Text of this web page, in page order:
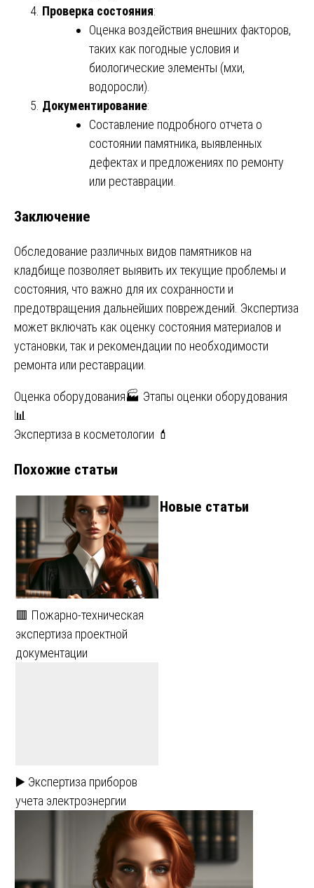
Проверка состояния:
Оценка воздействия внешних факторов,
таких как погодные условия и
биологические элементы (мхи,
водоросли).
Документирование:
Составление подробного отчета о
состоянии памятника, выявленных
дефектах и предложениях по ремонту
или реставрации.
Заключение
Обследование различных видов памятников на
кладбище позволяет выявить их текущие проблемы и
состояния, что важно для их сохранности и
предотвращения дальнейших повреждений. Экспертиза
может включать как оценку состояния материалов и
установки, так и рекомендации по необходимости
ремонта или реставрации.
Навигация
по
Оценка оборудования🏭 Этапы оценки оборудования
📊
Экспертиза в косметологии 💄
Похожие статьи
🟥 Пожарно-техническая
экспертиза проектной
документации
▶️ Экспертиза приборов
учета электроэнергии
Новые статьи